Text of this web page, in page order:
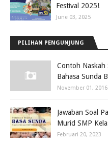
Festival 2025!
June 03, 2025
PILIHAN PENGUNJUNG
Contoh Naskah
Bahasa Sunda
November 01, 2016
Jawaban Soal
Murid SMP
Februari 20, 2023